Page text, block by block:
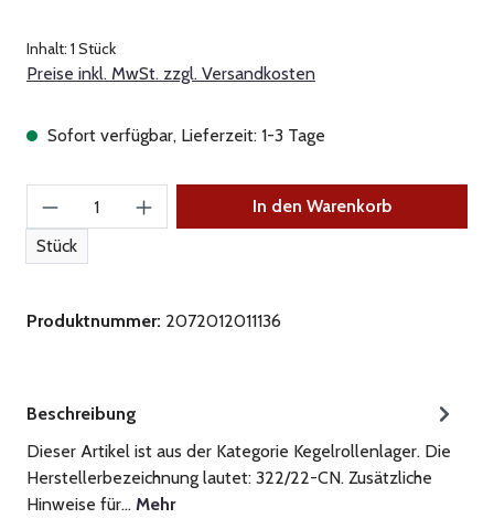
Inhalt: 1 Stück
Preise inkl. MwSt. zzgl. Versandkosten
Sofort verfügbar, Lieferzeit: 1-3 Tage
Produkt Anzahl: Gib den gewünschten Wert
Stück
In den Warenkorb
Produktnummer: 2072012011136
Beschreibung
Dieser Artikel ist aus der Kategorie Kegelrollenlager. Die
Herstellerbezeichnung lautet: 322/22-CN. Zusätzliche
Hinweise für… Mehr